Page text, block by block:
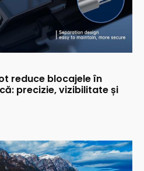
reduce blocajele în
precizie, vizibilitate și